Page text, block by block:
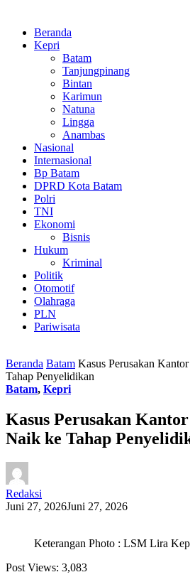
Beranda
Kepri
Batam
Tanjungpinang
Bintan
Karimun
Natuna
Lingga
Anambas
Nasional
Internasional
Bp Batam
DPRD Kota Batam
Polri
TNI
Ekonomi
Bisnis
Hukum
Kriminal
Politik
Otomotif
Olahraga
PLN
Pariwisata
Beranda Batam Kasus Perusakan
Tahap Penyelidikan
Batam, Kepri
Kasus Perusakan
Naik ke Tahap
Redaksi
Juni 27, 2026Juni 27, 2026
Keterangan Photo : LSM Lira
Post Views: 3,083